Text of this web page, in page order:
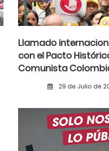
Llamado
con el Pacto
Comunista
democrática y la
29 de Julio de